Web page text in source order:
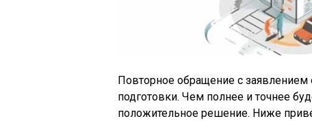
Повторное обращение с заявлением
подготовки. Чем полнее и точнее
положительное решение. Ниже